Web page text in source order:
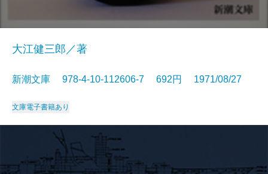
大江健三郎／著
新潮文庫 978-4-10-112606-7 692円 1971/08/27
文庫電子書籍あり